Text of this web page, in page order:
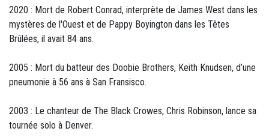
2020 : Mort de Robert Conrad, interprète de James West dans les
mystères de l'Ouest et de Pappy Boyington dans les Têtes
Brûlées, il avait 84 ans.
2005 : Mort du batteur des Doobie Brothers, Keith Knudsen, d’une
pneumonie à 56 ans à San Fransisco.
2003 : Le chanteur de The Black Crowes, Chris Robinson, lance sa
tournée solo à Denver.